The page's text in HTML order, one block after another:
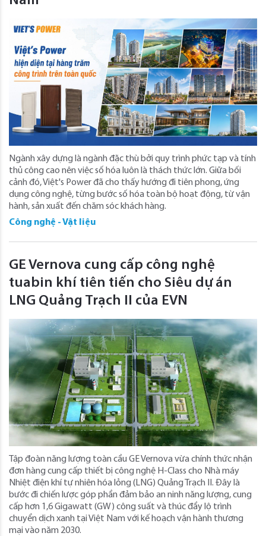
Ngành xây dựng là ngành đặc thù bởi quy trình phức tạp và tính
thủ công cao nên việc số hóa luôn là thách thức lớn. Giữa bối
cảnh đó, Việt's Power đã cho thấy hướng đi tiên phong, ứng
dụng công nghệ, từng bước số hóa toàn bộ hoạt động, từ vận
hành, sản xuất đến chăm sóc khách hàng.
Công nghệ - Vật liệu
GE Vernova cung cấp công nghệ
tuabin khí tiên tiến cho Siêu dự án
LNG Quảng Trạch II của EVN
Tập đoàn năng lượng toàn cầu GE Vernova vừa chính thức nhận
đơn hàng cung cấp thiết bị công nghệ H-Class cho Nhà máy
Nhiệt điện khí tự nhiên hóa lỏng (LNG) Quảng Trạch II. Đây là
bước đi chiến lược góp phần đảm bảo an ninh năng lượng, cung
cấp hơn 1,6 Gigawatt (GW) công suất và thúc đẩy lộ trình
chuyển dịch xanh tại Việt Nam với kế hoạch vận hành thương
mại vào năm 2030.